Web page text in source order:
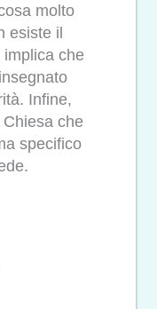
molto
esiste il
implica che
Infine,
che
specifico